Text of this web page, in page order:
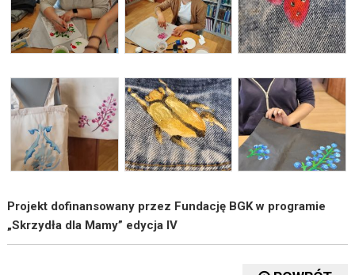
Projekt dofinansowany przez Fundację BGK w programie
„Skrzydła dla Mamy” edycja IV